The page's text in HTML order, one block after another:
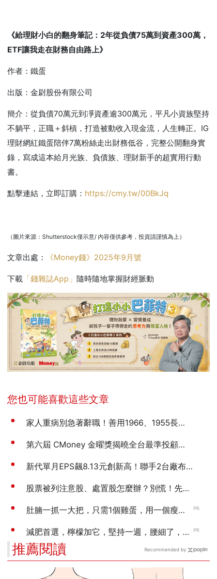
《給理財小白的翻身筆記：2年從負債75萬到資產300萬，
ETF讓我走在財務自由路上》
作者：鐵蛋
出版：金尉股份有限公司
簡介：從負債70萬元到凈資產逾300萬元，平凡小資族堅持
不躺平，正職＋斜槓，打造被動收入現金流，人生轉正。IG
理財網紅鐵蛋陪伴7萬粉絲走出財務低谷，完整公開翻身實
錄，寫成這本給月光族、負債族、理財新手的超實用行動
書。
點擊連結，立即訂購： https://cmy.tw/00BkJq
（圖片來源：Shutterstock僅示意/ 內容僅供參考，投資請謹慎為上）
文章出處： 《Money錢》2025年9月號
下載 「錢雜誌App」 隨時隨地掌握財經脈動
推薦閱讀 Recommended by